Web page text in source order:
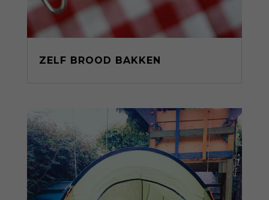
ZELF BROOD BAKKEN